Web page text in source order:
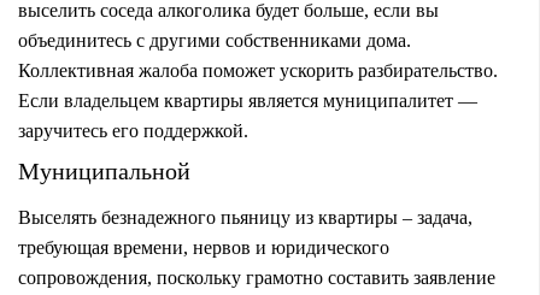
выселить соседа алкоголика будет больше, если вы
объединитесь с другими собственниками дома.
Коллективная жалоба поможет ускорить разбирательство.
Если владельцем квартиры является муниципалитет —
заручитесь его поддержкой.
Муниципальной
Выселять безнадежного пьяницу из квартиры – задача,
требующая времени, нервов и юридического
сопровождения, поскольку грамотно составить заявление